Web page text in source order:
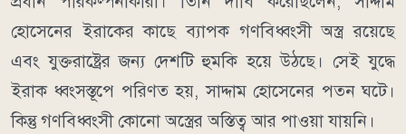
হোসেনের ইরাকের কাছে ব্যাপক গণবিধ্বংসী অস্ত্র রয়েছে
এবং যুক্তরাষ্ট্রের জন্য দেশটি হুমকি হয়ে উঠছে। সেই যুদ্ধে
ইরাক ধ্বংসস্তূপে পরিণত হয়, সাদ্দাম হোসেনের পতন ঘটে।
কিন্তু গণবিধ্বংসী কোনো অস্ত্রের অস্তিত্ব আর পাওয়া যায়নি।